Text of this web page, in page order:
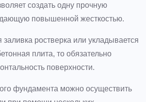
создать одну прочную
повышенной жесткостью.
заливка ростверка или укладывается
плита, то обязательно
поверхности.
фундамента можно осуществить